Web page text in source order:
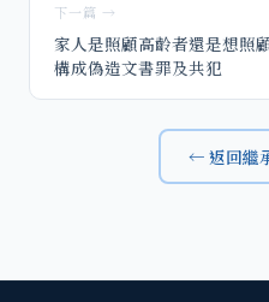
下一篇 →
家人是照顧高齡者還是想照
構成偽造文書罪及共犯
← 返回繼